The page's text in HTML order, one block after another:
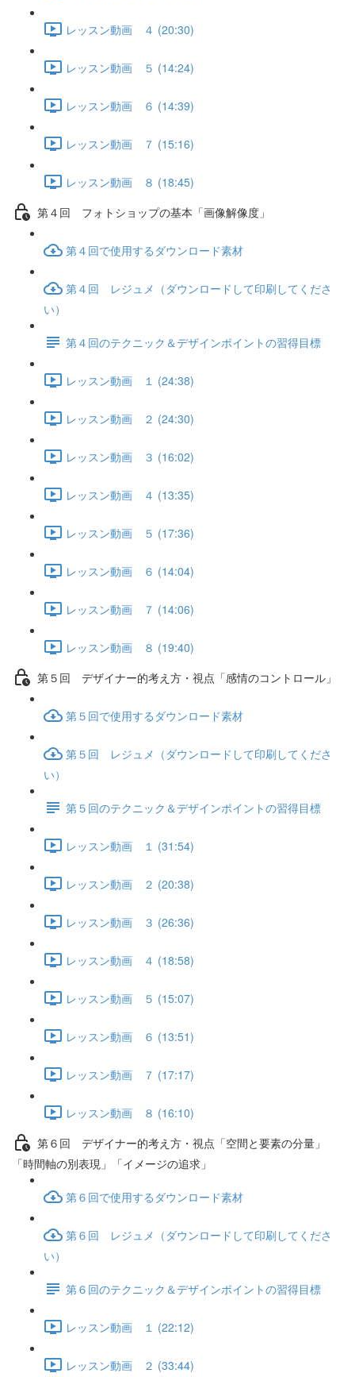
レッスン動画 ４ (20:30)
レッスン動画 ５ (14:24)
レッスン動画 ６ (14:39)
レッスン動画 ７ (15:16)
レッスン動画 ８ (18:45)
第４回 フォトショップの基本「画像解像度」
第４回で使用するダウンロード素材
第４回 レジュメ（ダウンロードして印刷してくださ
い）
第４回のテクニック＆デザインポイントの習得目標
レッスン動画 １ (24:38)
レッスン動画 ２ (24:30)
レッスン動画 ３ (16:02)
レッスン動画 ４ (13:35)
レッスン動画 ５ (17:36)
レッスン動画 ６ (14:04)
レッスン動画 ７ (14:06)
レッスン動画 ８ (19:40)
第５回 デザイナー的考え方・視点「感情のコントロール」
第５回で使用するダウンロード素材
第５回 レジュメ（ダウンロードして印刷してくださ
い）
第５回のテクニック＆デザインポイントの習得目標
レッスン動画 １ (31:54)
レッスン動画 ２ (20:38)
レッスン動画 ３ (26:36)
レッスン動画 ４ (18:58)
レッスン動画 ５ (15:07)
レッスン動画 ６ (13:51)
レッスン動画 ７ (17:17)
レッスン動画 ８ (16:10)
第６回 デザイナー的考え方・視点「空間と要素の分量」
「時間軸の別表現」「イメージの追求」
第６回で使用するダウンロード素材
第６回 レジュメ（ダウンロードして印刷してくださ
い）
第６回のテクニック＆デザインポイントの習得目標
レッスン動画 １ (22:12)
レッスン動画 ２ (33:44)